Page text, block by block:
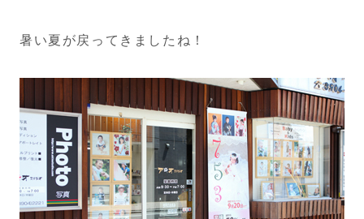
暑い夏が戻ってきましたね！